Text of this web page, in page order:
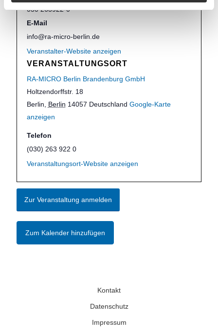
VERANSTALTUNGSORT
RA-MICRO Berlin Brandenburg GmbH
Holtzendorffstr. 18
Berlin
Berlin 14057 Deutschland Google-Karte
anzeigen
Telefon
(030) 263 922 0
Veranstaltungsort-Website anzeigen
030 263922-0
E-Mail
info@ra-micro-berlin.de
Veranstalter-Website anzeigen
Zur Veranstaltung anmelden
Zum Kalender hinzufügen
Kontakt
Datenschutz
Impressum